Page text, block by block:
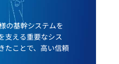
の基幹システムを
支える重要なシス
たことで、高い信頼